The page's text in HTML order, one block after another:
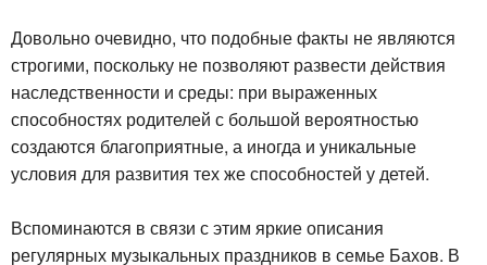
Довольно очевидно, что подобные факты не являются
строгими, поскольку не позволяют развести действия
наследственности и среды: при выраженных
способностях родителей с большой вероятностью
создаются благоприятные, а иногда и уникальные
условия для развития тех же способностей у детей.
Вспоминаются в связи с этим яркие описания
регулярных музыкальных праздников в семье Бахов. В